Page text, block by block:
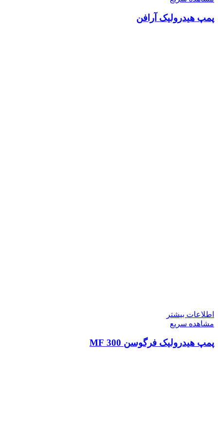
پمپ هیدرولیک آرافن
اطلاعات بیشتر
مشاهده سریع
پمپ هیدرولیک فرگوسن 300 MF